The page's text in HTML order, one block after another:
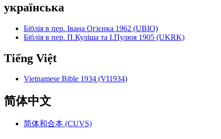
українська
Біблія в пер. Івана Огієнка 1962 (UBIO)
Біблія в пер. П.Куліша та І.Пулюя 1905 (UKRK)
Tiếng Việt
Vietnamese Bible 1934 (VI1934)
简体中文
简体和合本 (CUVS)